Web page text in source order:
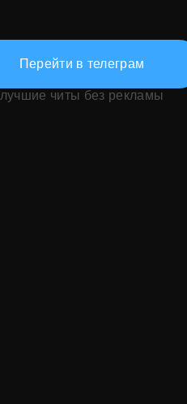
Перейти в телеграм
лучшие читы без рекламы